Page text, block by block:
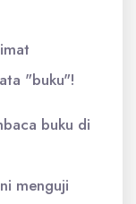
"buku"!
buku di
menguji